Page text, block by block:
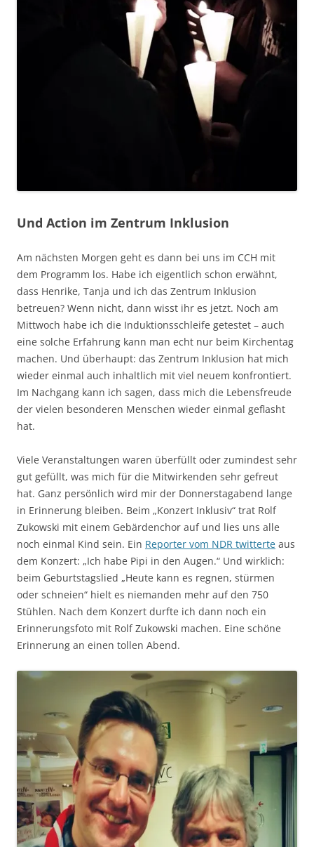
Und Action im Zentrum Inklusion
Am nächsten Morgen geht es dann bei uns im CCH mit
dem Programm los. Habe ich eigentlich schon erwähnt,
dass Henrike, Tanja und ich das Zentrum Inklusion
betreuen? Wenn nicht, dann wisst ihr es jetzt. Noch am
Mittwoch habe ich die Induktionsschleife getestet – auch
eine solche Erfahrung kann man echt nur beim Kirchentag
machen. Und überhaupt: das Zentrum Inklusion hat mich
wieder einmal auch inhaltlich mit viel neuem konfrontiert.
Im Nachgang kann ich sagen, dass mich die Lebensfreude
der vielen besonderen Menschen wieder einmal geflasht
hat.
Viele Veranstaltungen waren überfüllt oder zumindest sehr
gut gefüllt, was mich für die Mitwirkenden sehr gefreut
hat. Ganz persönlich wird mir der Donnerstagabend lange
in Erinnerung bleiben. Beim „Konzert Inklusiv“ trat Rolf
Zukowski mit einem Gebärdenchor auf und lies uns alle
noch einmal Kind sein. Ein Reporter vom NDR twitterte aus
dem Konzert: „Ich habe Pipi in den Augen.“ Und wirklich:
beim Geburtstagslied „Heute kann es regnen, stürmen
oder schneien“ hielt es niemanden mehr auf den 750
Stühlen. Nach dem Konzert durfte ich dann noch ein
Erinnerungsfoto mit Rolf Zukowski machen. Eine schöne
Erinnerung an einen tollen Abend.